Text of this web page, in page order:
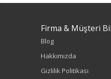
Firma & Müşteri
Blog
Hakkımızda
Gizlilik Politikası